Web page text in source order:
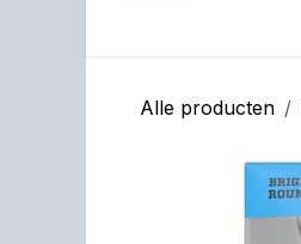
Alle producten